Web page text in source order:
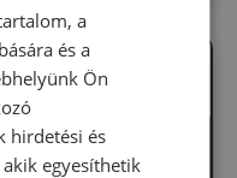
a
és a
Ön
hirdetési és
egyesíthetik